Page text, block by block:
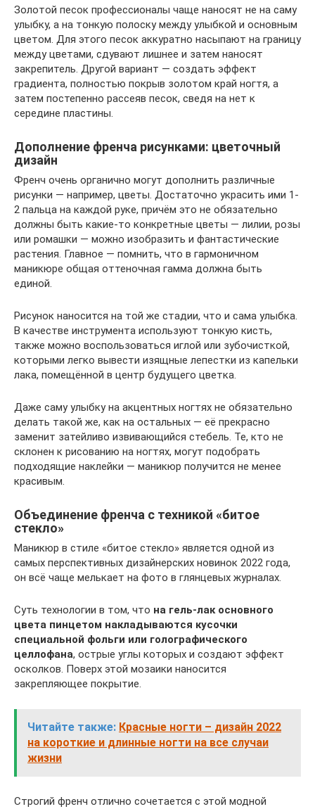
Золотой песок профессионалы чаще наносят не на саму
улыбку, а на тонкую полоску между улыбкой и основным
цветом. Для этого песок аккуратно насыпают на границу
между цветами, сдувают лишнее и затем наносят
закрепитель. Другой вариант — создать эффект
градиента, полностью покрыв золотом край ногтя, а
затем постепенно рассеяв песок, сведя на нет к
середине пластины.
Дополнение френча рисунками: цветочный
дизайн
Френч очень органично могут дополнить различные
рисунки — например, цветы. Достаточно украсить ими 1-
2 пальца на каждой руке, причём это не обязательно
должны быть какие-то конкретные цветы — лилии, розы
или ромашки — можно изобразить и фантастические
растения. Главное — помнить, что в гармоничном
маникюре общая оттеночная гамма должна быть
единой.
Рисунок наносится на той же стадии, что и сама улыбка.
В качестве инструмента используют тонкую кисть,
также можно воспользоваться иглой или зубочисткой,
которыми легко вывести изящные лепестки из капельки
лака, помещённой в центр будущего цветка.
Даже саму улыбку на акцентных ногтях не обязательно
делать такой же, как на остальных — её прекрасно
заменит затейливо извивающийся стебель. Те, кто не
склонен к рисованию на ногтях, могут подобрать
подходящие наклейки — маникюр получится не менее
красивым.
Объединение френча с техникой «битое
стекло»
Маникюр в стиле «битое стекло» является одной из
самых перспективных дизайнерских новинок 2022 года,
он всё чаще мелькает на фото в глянцевых журналах.
Суть технологии в том, что на гель-лак основного
цвета пинцетом накладываются кусочки
специальной фольги или голографического
целлофана, острые углы которых и создают эффект
осколков. Поверх этой мозаики наносится
закрепляющее покрытие.
Читайте также: Красные ногти – дизайн 2022
на короткие и длинные ногти на все случаи
жизни
Строгий френч отлично сочетается с этой модной